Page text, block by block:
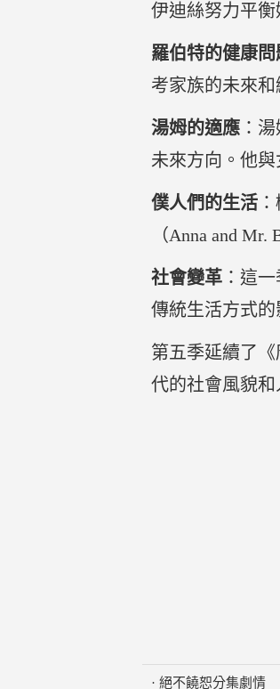
伊迪絲努力平
羅伯特的健康問
考家族的未來和
湯姆的適應 ：
未來方向。他與
僕人們的生活
（Anna and
社會變革 ：這
傳統生活方式的
第五季延續了
代的社會風貌和
· 絕不饒恕分集劇情